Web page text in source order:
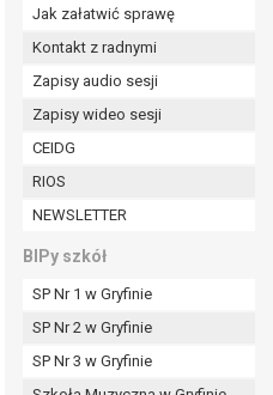
Jak załatwić sprawę
Kontakt z radnymi
Zapisy audio sesji
Zapisy wideo sesji
CEIDG
RIOS
NEWSLETTER
BIPy szkół
SP Nr 1 w Gryfinie
SP Nr 2 w Gryfinie
SP Nr 3 w Gryfinie
danych
przez
a po tym
zakończeniu i
między